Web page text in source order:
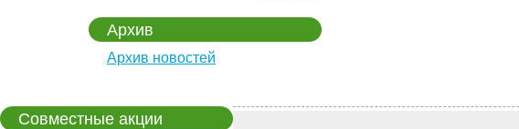
Архив
Архив новостей
Совместные акции